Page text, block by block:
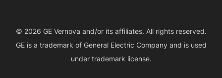
© 2026 GE Vernova and/or its affiliates. All rights reserved.
GE is a trademark of General Electric Company and is used
under trademark license.